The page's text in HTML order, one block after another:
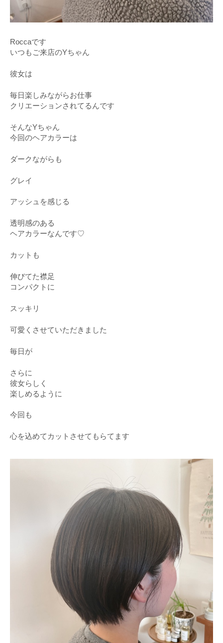
Roccaです
いつもご来店のYちゃん
彼女は
毎日楽しみながらお仕事
クリエーションされてるんです
そんなYちゃん
今回のヘアカラーは
ダークながらも
グレイ
アッシュを感じる
透明感のある
ヘアカラーなんです♡
カットも
伸びてた襟足
コンパクトに
スッキリ
可愛くさせていただきました
毎日が
さらに
彼女らしく
楽しめるように
今回も
心を込めてカットさせてもらてます